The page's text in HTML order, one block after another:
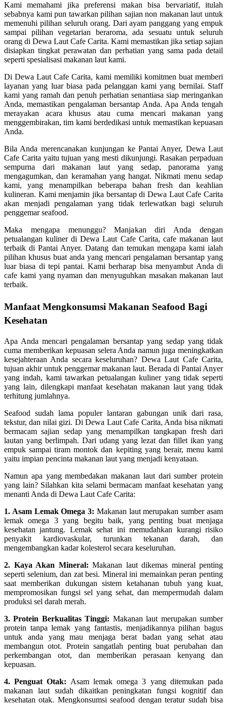
Kami memahami jika preferensi makan bisa bervariatif, itulah
sebabnya kami pun tawarkan pilihan sajian non makanan laut untuk
memenuhi pilihan seluruh orang. Dari ayam panggang yang empuk
sampai pilihan vegetarian beraroma, ada sesuatu untuk seluruh
orang di Dewa Laut Cafe Carita. Kami memastikan jika setiap sajian
disiapkan tingkat perawatan dan perhatian yang sama pada detail
seperti spesialisasi makanan laut kami.
Di Dewa Laut Cafe Carita, kami memiliki komitmen buat memberi
layanan yang luar biasa pada pelanggan kami yang bernilai. Staff
kami yang ramah dan penuh perhatian senantiasa siap meringankan
Anda, memastikan pengalaman bersantap Anda. Apa Anda tengah
merayakan acara khusus atau cuma mencari makanan yang
menggembirakan, tim kami berdedikasi untuk memastikan kepuasan
Anda.
Bila Anda merencanakan kunjungan ke Pantai Anyer, Dewa Laut
Cafe Carita yaitu tujuan yang mesti dikunjungi. Rasakan perpaduan
sempurna dari makanan laut yang sedap, panorama yang
mengagumkan, dan keramahan yang hangat. Nikmati menu sedap
kami, yang menampilkan beberapa bahan fresh dan keahlian
kulineran. Kami menjamin jika bersantap di Dewa Laut Cafe Carita
akan menjadi pengalaman yang tidak terlewatkan bagi seluruh
penggemar seafood.
Maka mengapa menunggu? Manjakan diri Anda dengan
petualangan kuliner di Dewa Laut Cafe Carita, cafe makanan laut
terbaik di Pantai Anyer. Datang dan temukan mengapa kami ialah
pilihan khusus buat anda yang mencari pengalaman bersantap yang
luar biasa di tepi pantai. Kami berharap bisa menyambut Anda di
cafe kami yang nyaman dan menyuguhkan masakan makanan laut
terbaik.
Manfaat Mengkonsumsi Makanan Seafood Bagi
Kesehatan
Apa Anda mencari pengalaman bersantap yang sedap yang tidak
cuma memberikan kepuasan selera Anda namun juga meningkatkan
kesejahteraan Anda secara keseluruhan? Dewa Laut Cafe Carita,
tujuan akhir untuk penggemar makanan laut. Berada di Pantai Anyer
yang indah, kami tawarkan petualangan kuliner yang tidak seperti
yang lain, dilengkapi manfaat kesehatan makanan laut yang tidak
terhitung jumlahnya.
Seafood sudah lama populer lantaran gabungan unik dari rasa,
tekstur, dan nilai gizi. Di Dewa Laut Cafe Carita, Anda bisa nikmati
bermacam sajian sedap yang menampilkan tangkapan fresh dari
lautan yang berlimpah. Dari udang yang lezat dan fillet ikan yang
empuk sampai tiram montok dan kepiting yang berair, menu kami
yaitu impian pencinta makanan laut yang menjadi kenyataan.
Namun apa yang membedakan makanan laut dari sumber protein
yang lain? Silahkan kita selami bermacam manfaat kesehatan yang
menanti Anda di Dewa Laut Cafe Carita:
1. Asam Lemak Omega 3: Makanan laut merupakan sumber asam
lemak omega 3 yang begitu baik, yang penting buat menjaga
kesehatan jantung. Lemak sehat ini memudahkan kurangi risiko
penyakit kardiovaskular, turunkan tekanan darah, dan
mengembangkan kadar kolesterol secara keseluruhan.
2. Kaya Akan Mineral: Makanan laut dikemas mineral penting
seperti selenium, dan zat besi. Mineral ini memainkan peran penting
saat memberikan dukungan sistem ketahanan tubuh yang kuat,
mempromosikan fungsi sel yang sehat, dan mempermudah dalam
produksi sel darah merah.
3. Protein Berkualitas Tinggi: Makanan laut merupakan sumber
protein tanpa lemak yang fantastis, menjadikannya pilihan bagus
untuk anda yang mau menjaga berat badan yang sehat atau
membangun otot. Protein sangatlah penting buat perubahan dan
perkembangan otot, dan memberikan perasaan kenyang dan
kepuasan.
4. Penguat Otak: Asam lemak omega 3 yang ditemukan pada
makanan laut sudah dikaitkan peningkatan fungsi kognitif dan
kesehatan otak. Mengkonsumsi seafood dengan teratur sudah bisa